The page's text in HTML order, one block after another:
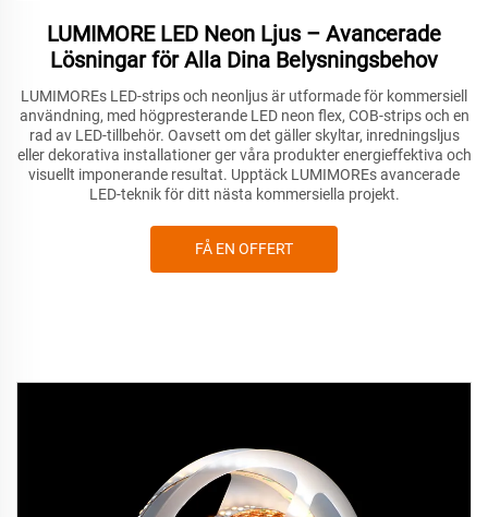
LUMIMORE LED Neon Ljus – Avancerade
Lösningar för Alla Dina Belysningsbehov
LUMIMOREs LED-strips och neonljus är utformade för kommersiell
användning, med högpresterande LED neon flex, COB-strips och en
rad av LED-tillbehör. Oavsett om det gäller skyltar, inredningsljus
eller dekorativa installationer ger våra produkter energieffektiva och
visuellt imponerande resultat. Upptäck LUMIMOREs avancerade
LED-teknik för ditt nästa kommersiella projekt.
FÅ EN OFFERT